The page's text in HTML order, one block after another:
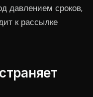
давлением сроков,
к рассылке